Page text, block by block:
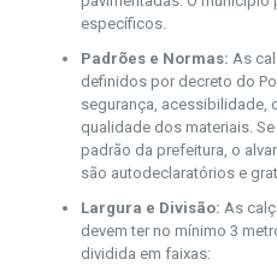
específicos.
Padrões e Normas: As
definidos por decreto do
segurança, acessibilidade,
qualidade dos materiais.
padrão da prefeitura, o
são autodeclaratórios e
Largura e Divisão: As
devem ter no mínimo 3
dividida em faixas: